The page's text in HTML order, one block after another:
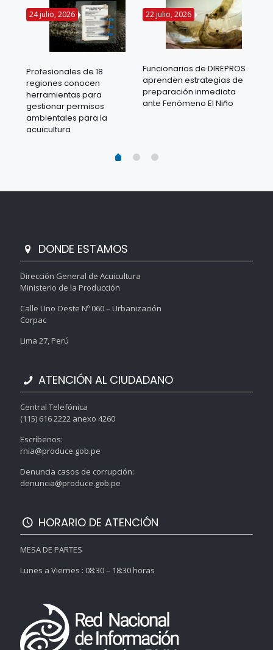
24 julio, 2026
Profesionales de 18
regiones conocen
herramientas para
gestionar permisos
ambientales para la
acuicultura
22 julio, 2026
Funcionarios de DIREPROS
aprenden estrategias de
preparación inmediata
ante Fenómeno El Niño
DONDE ESTAMOS
Dirección General de Acuicultura
Ministerio de la Producción
Calle Uno Oeste Nº 060 – Urbanización
Corpac
Lima 27, Perú
ATENCIÓN AL CIUDADANO
Central Telefónica
(115) 616 2222 anexo 4260
Escríbenos:
rnia@produce.gob.pe
Denuncia casos de corrupción:
denuncia@produce.gob.pe
HORARIO DE ATENCIÓN
MESA DE PARTES
Lunes a Viernes : 08:30 – 18:30 horas